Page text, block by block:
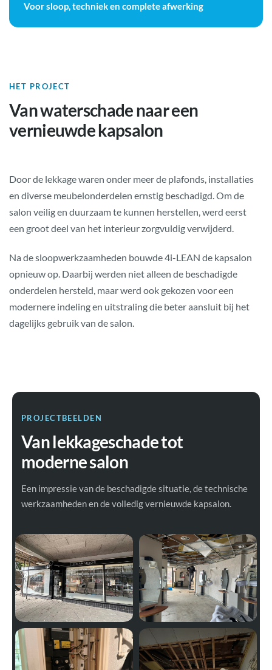
Voor sloop, techniek en complete afwerking
HET PROJECT
Van waterschade naar een
vernieuwde kapsalon
Door de lekkage waren onder meer de plafonds, installaties
en diverse meubelonderdelen ernstig beschadigd. Om de
salon veilig en duurzaam te kunnen herstellen, werd eerst
een groot deel van het interieur zorgvuldig verwijderd.
Na de sloopwerkzaamheden bouwde 4i-LEAN de kapsalon
opnieuw op. Daarbij werden niet alleen de beschadigde
onderdelen hersteld, maar werd ook gekozen voor een
modernere indeling en uitstraling die beter aansluit bij het
dagelijks gebruik van de salon.
PROJECTBEELDEN
Van lekkageschade tot
moderne salon
Een impressie van de beschadigde situatie, de technische
werkzaamheden en de volledig vernieuwde kapsalon.